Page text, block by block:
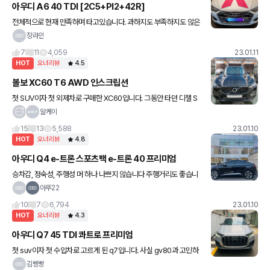
아우디 A6 40 TDI [2C5+PI2+42R]
전체적으로 현재 만족하며 타고있습니다. 과하지도 부족하지도 않은
차인것 같고 확실히 독일차의 감성, 기술력 모두 느껴볼 수 있는 볼륨
장라인
7
11 4,059 23.01.11
HOT 오너리뷰 4.5
볼보 XC60 T6 AWD 인스크립션
첫 SUV이자 첫 외제차로 구매한 XC60입니다. 그동안 타던 디젤 S
UV를 처분하고 진동이 덜한 휘발유 SUV로 알아보다보니 당시 선택
알케이
15
13 5,588 23.01.10
HOT 오너리뷰 4.8
아우디 Q4 e-트론 스포츠백 e-트론 40 프리미엄
승차감, 정숙성, 주행성 머 하나 나쁘지 않습니다 주행거리도 좋습니
다. 거기다 이쁘네요 ㅎ 우리나라 주행거리 책정은 국산차 보조금을
아뚜22
10
7 6,794 23.01.10
HOT 오너리뷰 4.3
아우디 Q7 45 TDI 콰트로 프리미엄
첫 suv이자 첫 수입차로 고르게 된 q7입니다. 사실 gv80과 고민하
던 중에 할인 조건도 운 좋게 괜찮게 나왔고 비슷한 돈이면 이왕 살 거
김삥빵